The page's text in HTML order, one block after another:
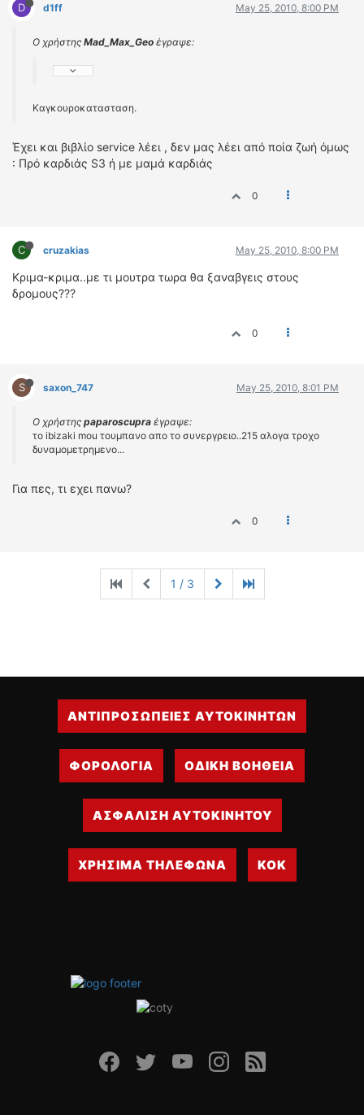
D d1ff May 25, 2010, 8:00 PM
Ο χρήστης Mad_Max_Geo έγραψε:
Καγκουροκατασταση.
Έχει και βιβλίο service λέει , δεν μας λέει από ποία ζωή όμως
: Πρό καρδιάς S3 ή με μαμά καρδιάς
0
C cruzakias May 25, 2010, 8:00 PM
Κριμα-κριμα..με τι μουτρα τωρα θα ξαναβγεις στους
δρομους???
0
S saxon_747 May 25, 2010, 8:01 PM
Ο χρήστης paparoscupra έγραψε:
το ibizaki mou τουμπανο απο το συνεργρειο..215 αλογα τροχο
δυναμομετρημενο...
Για πες, τι εχει πανω?
0
1 / 3
ΑΝΤΙΠΡΟΣΩΠΕΙΕΣ ΑΥΤΟΚΙΝΗΤΩΝ
ΦΟΡΟΛΟΓΙΑ ΟΔΙΚΗ ΒΟΗΘΕΙΑ
ΑΣΦΑΛΙΣΗ ΑΥΤΟΚΙΝΗΤΟΥ
ΧΡΗΣΙΜΑ ΤΗΛΕΦΩΝΑ ΚΟΚ